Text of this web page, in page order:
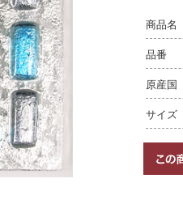
商品名
品番
原産国
サイズ